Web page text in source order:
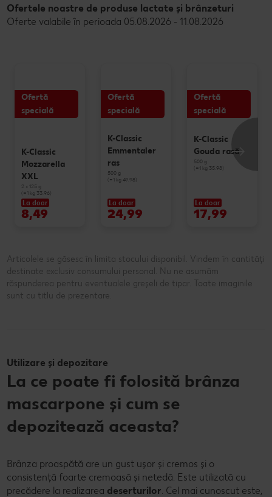
Ofertele noastre de produse lactate și brânzeturi
Oferte valabile în perioada 05.08.2026 - 11.08.2026
Ofertă
specială
K-Classic
Mozzarella
XXL
2 x 125 g
(=1 kg 33.96)
La doar
8,49
Ofertă
specială
K-Classic
Emmentaler
ras
500 g
(=1 kg 49.98)
La doar
24,99
Ofertă
specială
K-Classic
Gouda rasă
500 g
(=1 kg 35.98)
La doar
17,99
Articolele se găsesc în limita stocului disponibil. Vindem în cantități
destinate exclusiv consumului personal. Nu ne asumăm
răspunderea pentru eventualele greșeli de tipar. Toate imaginile
sunt cu titlu de prezentare.
Utilizare și depozitare
La ce poate fi folosită brânza
mascarpone și cum se
depozitează aceasta?
Brânza proaspătă are un gust ușor și cremos și o
consistență foarte cremoasă și netedă. Este utilizată cu
precădere la realizarea deserturilor . Cel mai cunoscut este,